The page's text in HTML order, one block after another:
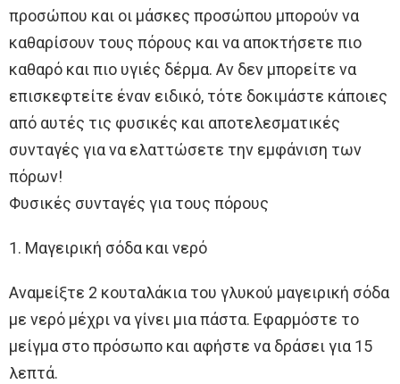
προσώπου και οι μάσκες προσώπου μπορούν να
καθαρίσουν τους πόρους και να αποκτήσετε πιο
καθαρό και πιο υγιές δέρμα. Αν δεν μπορείτε να
επισκεφτείτε έναν ειδικό, τότε δοκιμάστε κάποιες
από αυτές τις φυσικές και αποτελεσματικές
συνταγές για να ελαττώσετε την εμφάνιση των
πόρων!
Φυσικές συνταγές για τους πόρους
1. Μαγειρική σόδα και νερό
Αναμείξτε 2 κουταλάκια του γλυκού μαγειρική σόδα
με νερό μέχρι να γίνει μια πάστα. Εφαρμόστε το
μείγμα στο πρόσωπο και αφήστε να δράσει για 15
λεπτά.